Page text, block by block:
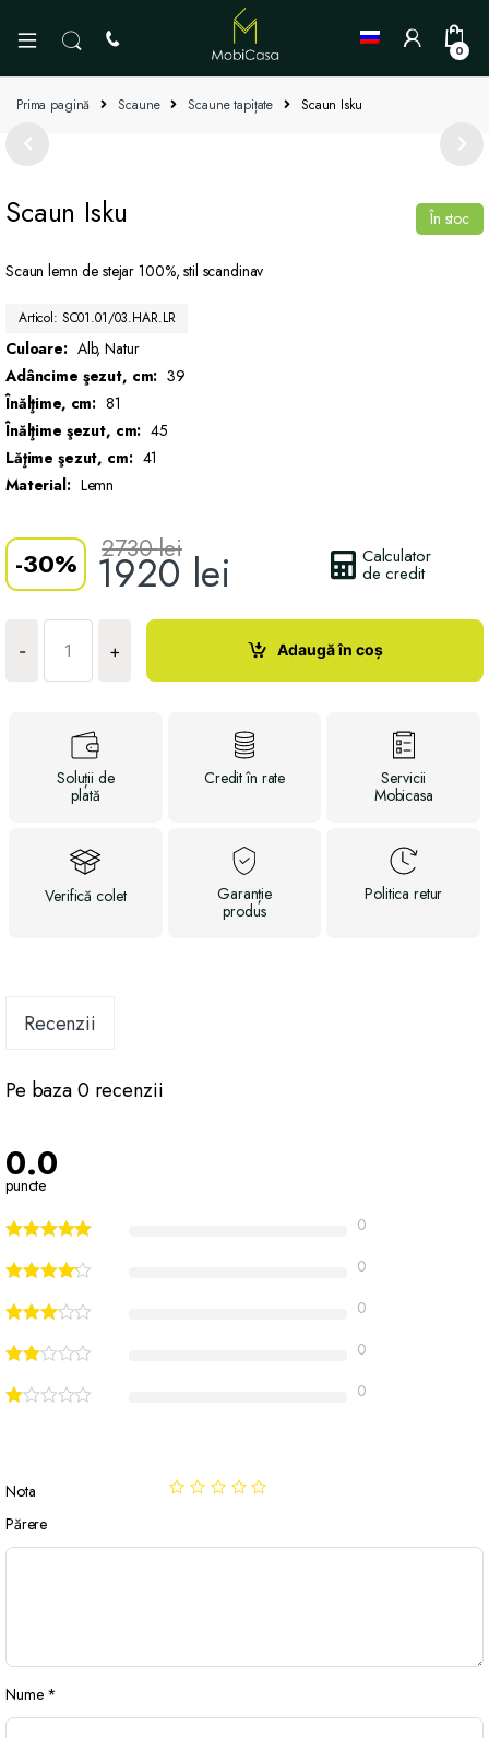
0
Prima pagină Scaune Scaune tapițate Scaun Isku
Scaun Isku
Scaun lemn de stejar 100%, stil scandinav
Articol: SC01.01/03.HAR.LR
Culoare: Alb, Natur
Adâncime şezut, cm: 39
Înălţime, cm: 81
Înălţime şezut, cm: 45
Lăţime şezut, cm: 41
Material: Lemn
-30% 1920 lei
2730lei Calculator
de credit
În stoc
-
Cantitate
Scaun
+ Adaugă în coș
Soluții de
plată
Creditîn rate
Servicii
Mobicasa
Verificăcolet
Garanție
produs
Politicaretur
Recenzii
Pe baza 0 recenzii
0.0
puncte
0
0
0
0
0
Nota
Părere
Nume *